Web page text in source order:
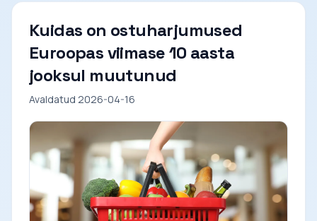
Kuidas on ostuharjumused
Euroopas viimase 10 aasta
jooksul muutunud
Avaldatud 2026-04-16